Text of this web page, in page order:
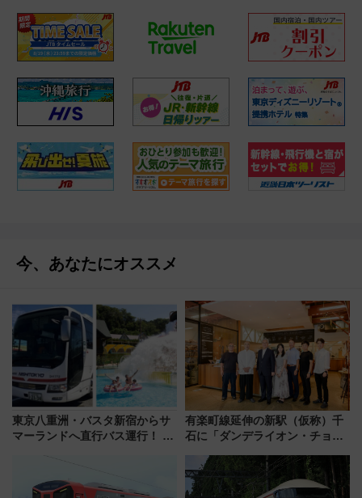
今、あなたにオススメ
東京八重洲・バスタ新宿からサ
マーランドへ直行バス運行！ お
8/1～31）
有楽町線延伸の新駅（仮称）千
石に「ダンデライオン・チョコ
1億円出資で挑む新時代のまちづ
くりとは？